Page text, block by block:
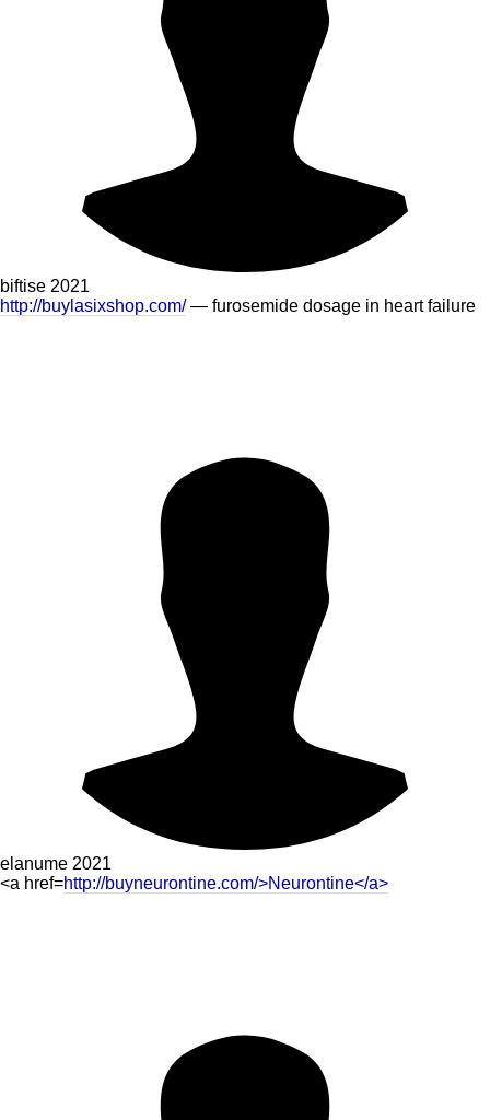
biftise 2021
http://buylasixshop.com/— furosemide dosage in heart failure
elanume 2021
<a href=http://buyneurontine.com/>Neurontine</a>